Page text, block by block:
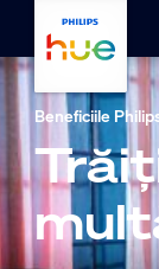
Beneficiile